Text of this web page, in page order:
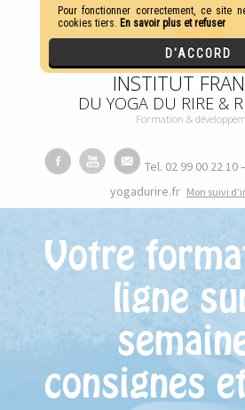
INSTITUT
DU YOGA DU RIRE &
Formation &
Tel. 02 99 00 22
yogadurire.fr Mon suivi
Votre
ligne
consignes